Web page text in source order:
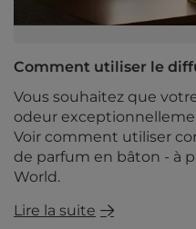
Comment utiliser le
Vous souhaitez que
odeur
Voir comment utiliser
de parfum en bâton - à
World.
Lire la suite